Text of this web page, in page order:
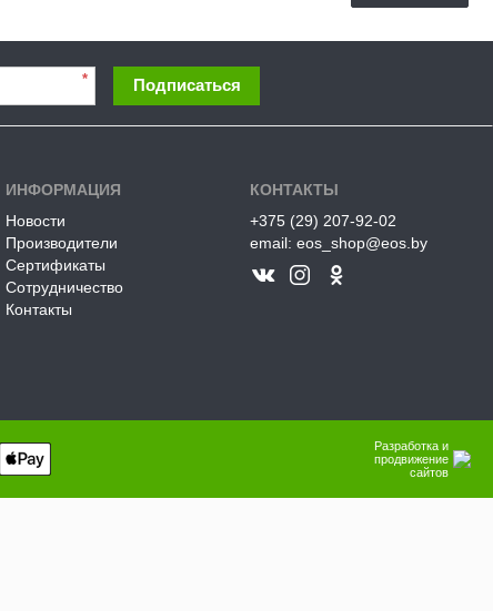
* Подписаться
ИНФОРМАЦИЯ
Новости
Производители
Сертификаты
Сотрудничество
Контакты
КОНТАКТЫ
+375 (29) 207-92-02
email: eos_shop@eos.by
Разработка и
продвижение
сайтов